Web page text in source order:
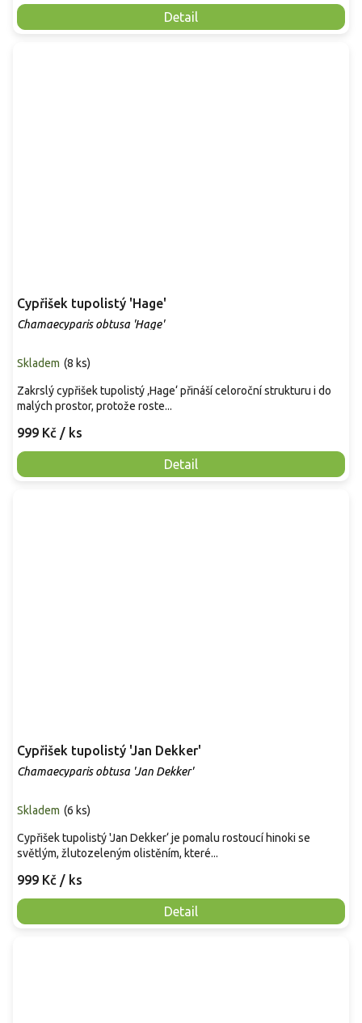
Detail
Cypřišek tupolistý 'Hage'
Chamaecyparis obtusa 'Hage'
Skladem (8 ks)
999 Kč / ks
Detail
Zakrslý cypřišek tupolistý ‚Hage‘ přináší celoroční strukturu i do
malých prostor, protože roste...
Cypřišek tupolistý 'Jan Dekker'
Chamaecyparis obtusa 'Jan Dekker'
Skladem (6 ks)
999 Kč / ks
Detail
Cypřišek tupolistý 'Jan Dekker‘ je pomalu rostoucí hinoki se
světlým, žlutozeleným olistěním, které...